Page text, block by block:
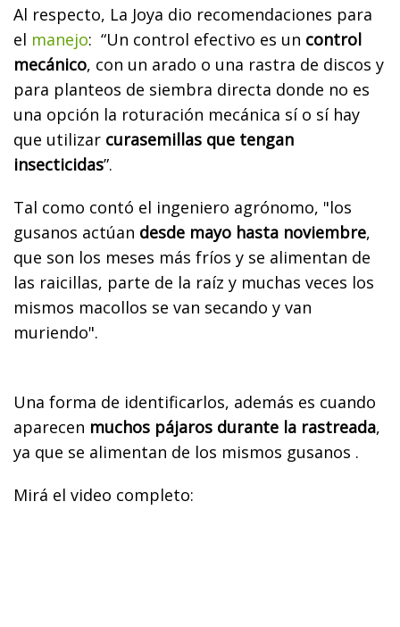
Al respecto, La Joya dio recomendaciones para
el manejo: “Un control efectivo es un control
mecánico, con un arado o una rastra de discos y
para planteos de siembra directa donde no es
una opción la roturación mecánica sí o sí hay
que utilizar curasemillas que tengan
insecticidas”.
Tal como contó el ingeniero agrónomo, "los
gusanos actúan desde mayo hasta noviembre,
que son los meses más fríos y se alimentan de
las raicillas, parte de la raíz y muchas veces los
mismos macollos se van secando y van
muriendo".
Una forma de identificarlos, además es cuando
aparecen muchos pájaros durante la rastreada,
ya que se alimentan de los mismos gusanos .
Mirá el video completo: